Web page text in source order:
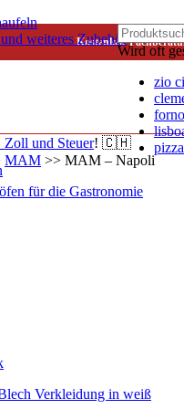
Kostenlose
weiteres Zubehör
Wird oft
zio
Zoll und Steuer! 🇨🇭
MAM >> MAM – Napoli